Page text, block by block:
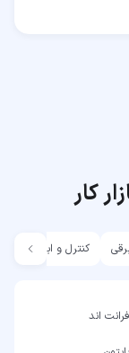
کار
کنترل و ابزار دقیق
اند